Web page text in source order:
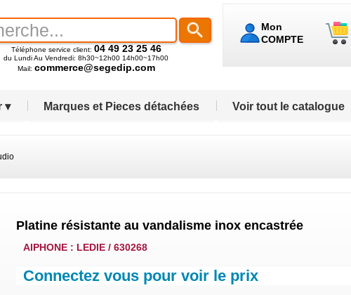
Mon
COMPTE
Téléphone service client: 04 49 23 25 46
du Lundi Au Vendredi: 8h30~12h00 14h00~17h00
Mail: commerce@segedip.com
▾ Marques et Pieces détachées Voir tout le catalogue
Platine résistante au vandalisme inox encastrée
AIPHONE : LEDIE / 630268
Connectez vous pour voir le prix